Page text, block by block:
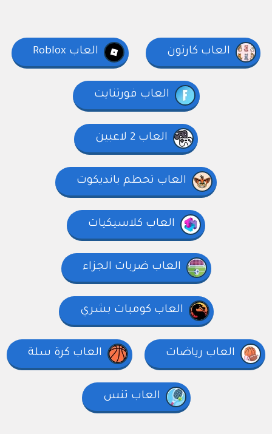
العاب كارتون العاب Roblox
العاب فورتنايت
العاب 2 لاعبين
العاب تحطم بانديكوت
العاب كلاسيكيات
العاب ضربات الجزاء
العاب كومبات بشري
العاب رياضات العاب كرة سلة
العاب تنس